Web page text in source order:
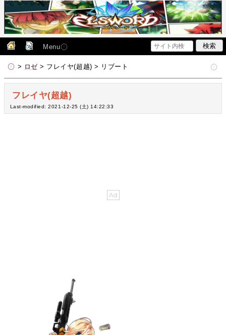
Menu
> ロゼ> フレイヤ(超越) > リブート
フレイヤ(超越)
Last-modified: 2021-12-25 (土) 14:22:33